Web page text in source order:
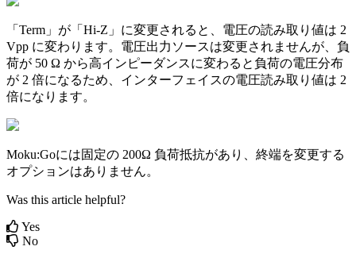
「Term」が「Hi-Z」に変更されると、電圧の読み取り値は 2
Vpp に変わります。電圧出力ソースは変更されませんが、負
荷が 50 Ω から高インピーダンスに変わると負荷の電圧分布
が 2 倍になるため、インターフェイスの電圧読み取り値は 2
倍になります。
Moku:Goには固定の 200Ω 負荷抵抗があり、終端を変更する
オプションはありません。
Was this article helpful?
Yes
No